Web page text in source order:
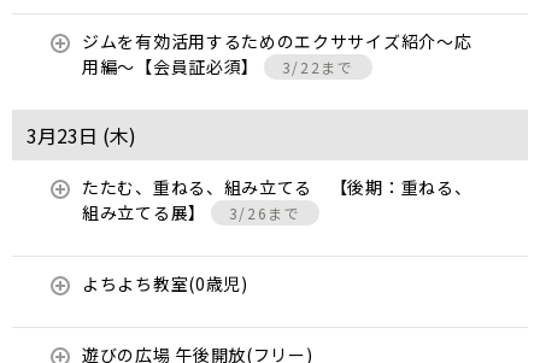
ジムを有効活用するためのエクササイズ紹介〜応
用編〜【会員証必須】
3/22まで
3月23日 (木)
たたむ、重ねる、組み立てる 【後期：重ねる、
組み立てる展】
3/26まで
よちよち教室(0歳児)
遊びの広場 午後開放(フリー)